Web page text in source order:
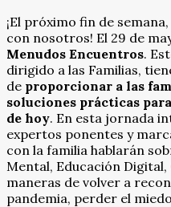
¡El próximo fin de
con nosotros! El 29 de
Menudos Encuentros.
dirigido a las Familias,
de proporcionar a las
soluciones prácticas
de hoy. En esta jornada
expertos ponentes y
con la familia hablarán
Mental, Educación
maneras de volver a
pandemia, perder el